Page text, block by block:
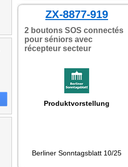
ZX-8877-919
2 boutons SOS connectés
pour séniors avec
récepteur secteur
Produktvorstellung
Berliner Sonntagsblatt 10/25